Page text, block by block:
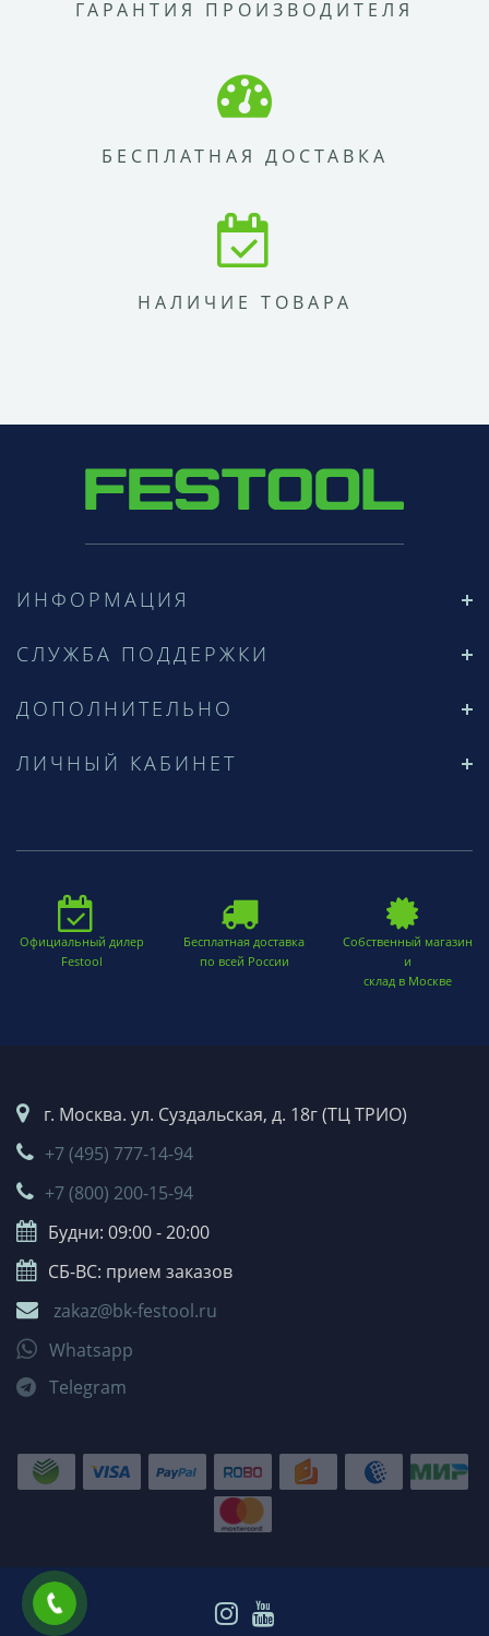
ГАРАНТИЯ ПРОИЗВОДИТЕЛЯ
БЕСПЛАТНАЯ ДОСТАВКА
НАЛИЧИЕ ТОВАРА
ИНФОРМАЦИЯ
СЛУЖБА ПОДДЕРЖКИ
ДОПОЛНИТЕЛЬНО
ЛИЧНЫЙ КАБИНЕТ
Официальный дилер
Festool
Бесплатная доставка
по всей России
Собственный магазин
и
склад в Москве
г. Москва. ул. Суздальская, д. 18г (ТЦ ТРИО)
+7 (495) 777-14-94
+7 (800) 200-15-94
Будни: 09:00 - 20:00
СБ-ВС: прием заказов
zakaz@bk-festool.ru
Whatsapp
Telegram